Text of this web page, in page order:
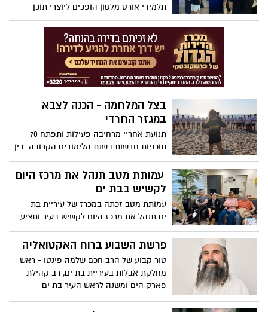
תלמידי אורט מלטון הופכים ליוצרי תוכן
דיגיטלי בפרויקט ראשון מסוגו בישראל
בצל המלחמה - הכנה לצבא
במגזר החרדי
תנועת אחריי מרחיבה פעילות ותפתח 70
תוכניות חדשות בשנת הלימודים הקרובה. בין
היתר תפתח כ-30 מסגרות בחברה החרדית,
בהן קבוצות הכנה לצבא.
עמותת מטב תנהל את מרכז היום
לקשיש בבת ים
עמותת מטב זכתה במכרז של עיריית בת
ים תנהל את מרכז היום לקשיש בעיר ותציע
מסגרת חברתית-טיפולית לאזרחים הוותיקים
תושבי העיר
פרשת השבוע ברוח האקטואליה
טור קבוע של הרב חכם שלמה פינטו - ראש
מחלקת אבלות בעיריית בת ים, רב קהילת
פארק הים ומשנה לראש העיר בת ים